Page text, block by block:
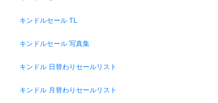
キンドルセール TL
キンドルセール 写真集
キンドル 日替わりセールリスト
キンドル 月替わりセールリスト